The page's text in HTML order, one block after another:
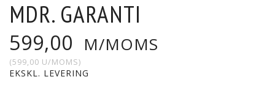
MDR. GARANTI
599,00 M/MOMS
(599,00 U/MOMS)
EKSKL. LEVERING